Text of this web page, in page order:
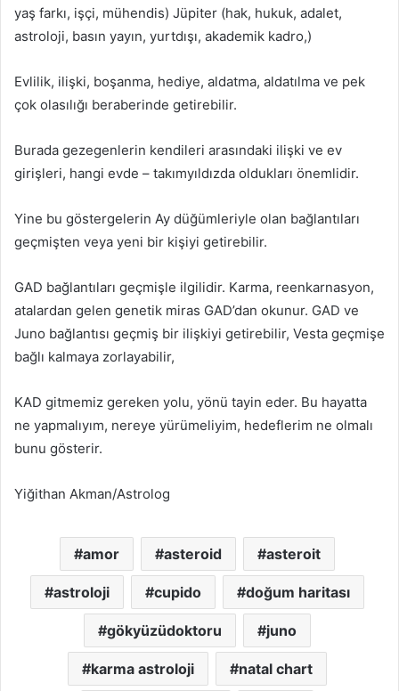
yaş farkı, işçi, mühendis) Jüpiter (hak, hukuk, adalet,
astroloji, basın yayın, yurtdışı, akademik kadro,)
Evlilik, ilişki, boşanma, hediye, aldatma, aldatılma ve pek
çok olasılığı beraberinde getirebilir.
Burada gezegenlerin kendileri arasındaki ilişki ve ev
girişleri, hangi evde – takımyıldızda oldukları önemlidir.
Yine bu göstergelerin Ay düğümleriyle olan bağlantıları
geçmişten veya yeni bir kişiyi getirebilir.
GAD bağlantıları geçmişle ilgilidir. Karma, reenkarnasyon,
atalardan gelen genetik miras GAD’dan okunur. GAD ve
Juno bağlantısı geçmiş bir ilişkiyi getirebilir, Vesta geçmişe
bağlı kalmaya zorlayabilir,
KAD gitmemiz gereken yolu, yönü tayin eder. Bu hayatta
ne yapmalıyım, nereye yürümeliyim, hedeflerim ne olmalı
bunu gösterir.
Yiğithan Akman/Astrolog
amor asteroid asteroit
astroloji cupido doğum haritası
gökyüzüdoktoru juno
karma astroloji natal chart